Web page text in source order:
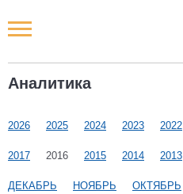
Аналитика
2026 2025 2024 2023 2022
2017 2016 2015 2014 2013
ДЕКАБРЬ НОЯБРЬ ОКТЯБРЬ
Новости РФ
Наши мероприятия